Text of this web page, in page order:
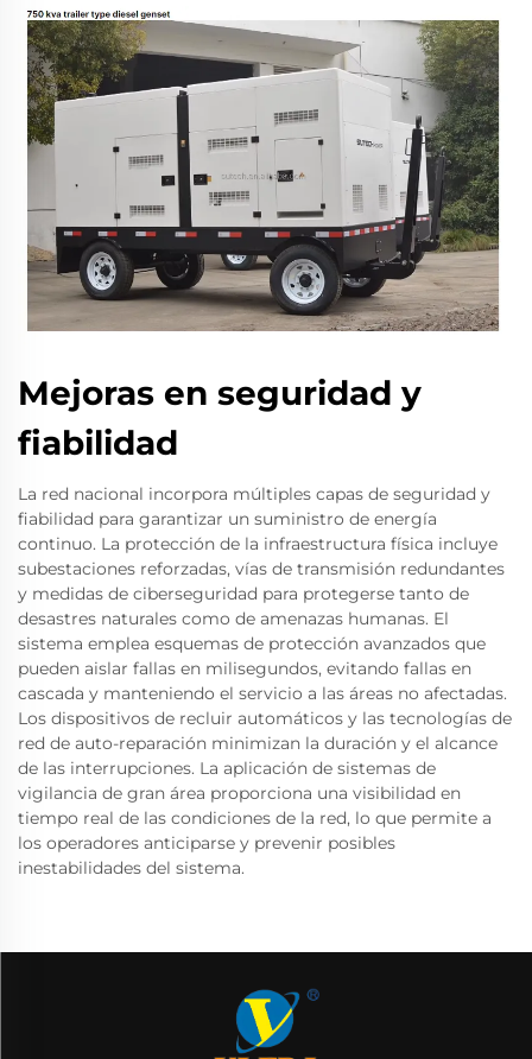
Mejoras en seguridad y
fiabilidad
La red nacional incorpora múltiples capas de seguridad y
fiabilidad para garantizar un suministro de energía
continuo. La protección de la infraestructura física incluye
subestaciones reforzadas, vías de transmisión redundantes
y medidas de ciberseguridad para protegerse tanto de
desastres naturales como de amenazas humanas. El
sistema emplea esquemas de protección avanzados que
pueden aislar fallas en milisegundos, evitando fallas en
cascada y manteniendo el servicio a las áreas no afectadas.
Los dispositivos de recluir automáticos y las tecnologías de
red de auto-reparación minimizan la duración y el alcance
de las interrupciones. La aplicación de sistemas de
vigilancia de gran área proporciona una visibilidad en
tiempo real de las condiciones de la red, lo que permite a
los operadores anticiparse y prevenir posibles
inestabilidades del sistema.